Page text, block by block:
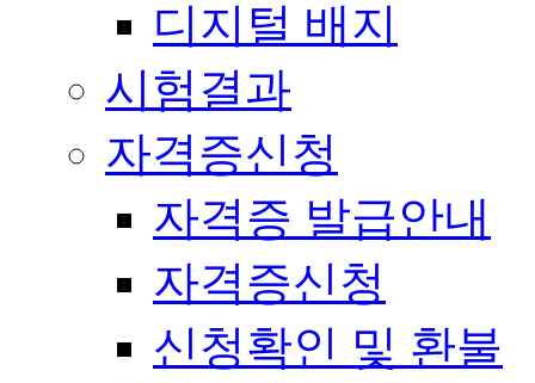
디지털 배지
시험결과
자격증신청
자격증 발급안내
자격증신청
신청확인 및 환불